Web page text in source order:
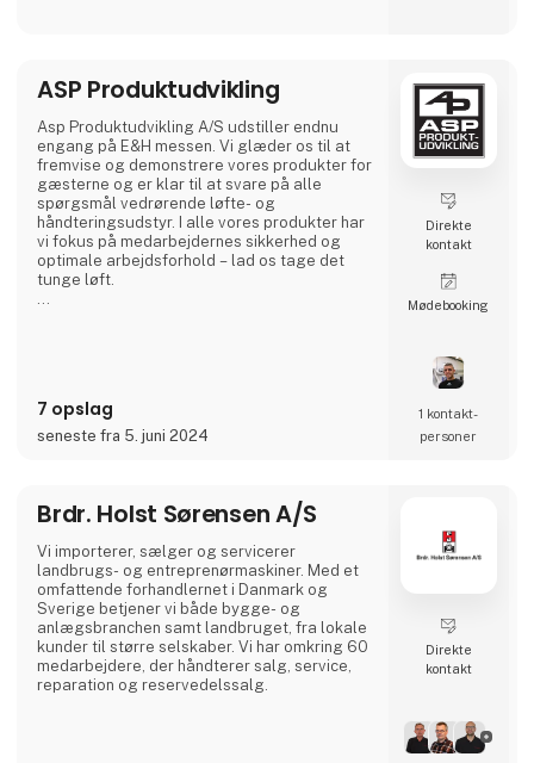
Hos 3Aktive får du både et stort udvalg af
værktøj samt maskiner og den nødvendige
professio
ASP Produktudvikling
Asp Produktudvikling A/S udstiller endnu
engang på E&H messen. Vi glæder os til at
fremvise og demonstrere vores produkter for
gæsterne og er klar til at svare på alle
spørgsmål vedrørende løfte- og
håndteringsudstyr. I alle vores produkter har
vi fokus på medarbejdernes sikkerhed og
optimale arbejdsforhold – lad os tage det
tunge løft.
køre rundt i hele landet og fremviser vores
produkter.
7 opslag
seneste fra 5. juni 2024
Direkte
kontakt
Møde­booking
1 kontakt­
personer
Brdr. Holst Sørensen A/S
Vi importerer, sælger og servicerer
landbrugs- og entreprenørmaskiner. Med et
omfattende forhandlernet i Danmark og
Sverige betjener vi både bygge- og
anlægsbranchen samt landbruget, fra lokale
kunder til større selskaber. Vi har omkring 60
medarbejdere, der håndterer salg, service,
reparation og reservedelssalg.
Direkte
kontakt